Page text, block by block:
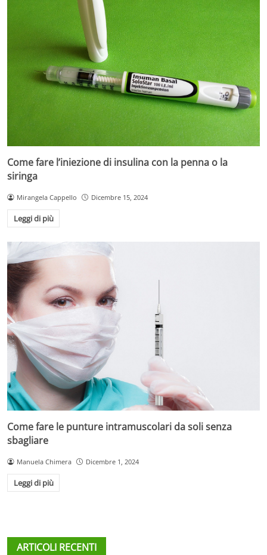
Come fare l’iniezione di insulina con la penna o la
siringa
Mirangela Cappello Dicembre 15, 2024
Leggi di più
Come fare le punture intramuscolari da soli senza
sbagliare
Manuela Chimera Dicembre 1, 2024
Leggi di più
ARTICOLI RECENTI